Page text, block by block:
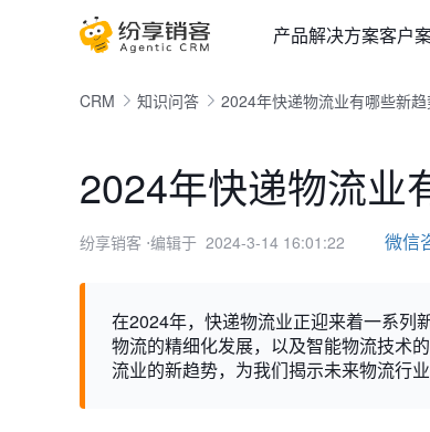
产品解决方案客户
CRM 知识问答 2024年快递物流业有哪些新
2024年快递物流业
纷享销客 ⋅编辑于 2024-3-14 16:01:22 微信
在2024年，快递物流业正迎来着一系列
物流的精细化发展，以及智能物流技术
流业的新趋势，为我们揭示未来物流行